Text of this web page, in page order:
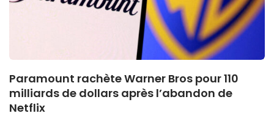
Paramount rachète Warner Bros pour 110
milliards de dollars après l’abandon de
Netflix